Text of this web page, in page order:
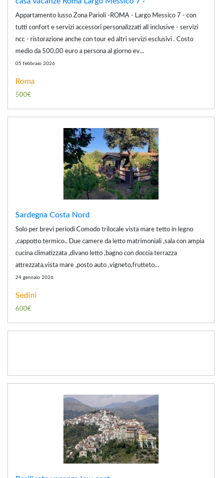
Appartamento lusso Zona Parioli -ROMA - Largo Messico 7 - con
tutti confort e servizi accessori personalizzati all inclusive - servizi
ncc - ristorazione anche con tour ed altri servizi esclusivi . Costo
medio da 500,00 euro a persona al giorno ev...
05 febbraio 2026
Roma
500€
Sardegna Costa Nord
Solo per brevi periodi Comodo trilocale vista mare tetto in legno
,cappotto termico.. Due camere da letto matrimoniali ,sala con ampia
cucina climatizzata ,divano letto ,bagno con doccia terrazza
attrezzata,vista mare ,posto auto ,vigneto,frutteto...
24 gennaio 2026
Sedini
600€